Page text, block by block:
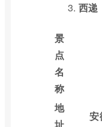
3. 西递
景
点
名
称
地
安